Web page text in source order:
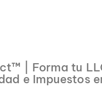
| Forma tu
e Impuestos